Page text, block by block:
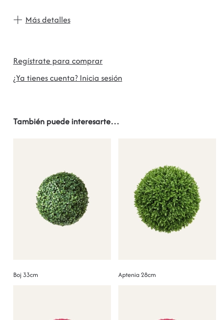
Más detalles
Regístrate para comprar
¿Ya tienes cuenta? Inicia sesión
También puede interesarte…
Boj 33cm Aptenia 28cm